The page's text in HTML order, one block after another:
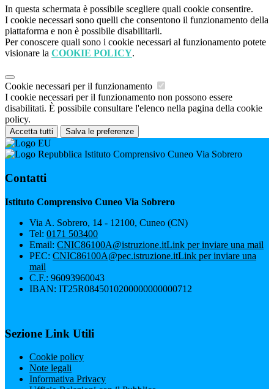
In questa schermata è possibile scegliere quali cookie consentire.
I cookie necessari sono quelli che consentono il funzionamento della
piattaforma e non è possibile disabilitarli.
Per conoscere quali sono i cookie necessari al funzionamento potete
visionare la COOKIE POLICY.
Cookie necessari per il funzionamento
I cookie necessari per il funzionamento non possono essere
disabilitati. È possibile consultare l'elenco nella pagina della cookie
policy.
Accetta tutti Salva le preferenze
Istituto Comprensivo Cuneo Via Sobrero
Contatti
Istituto Comprensivo Cuneo Via Sobrero
Via A. Sobrero, 14 - 12100, Cuneo (CN)
Tel: 0171 503400
Email: CNIC86100A@istruzione.itLink per inviare una mail
PEC: CNIC86100A@pec.istruzione.itLink per inviare una
mail
C.F.: 96093960043
IBAN: IT25R0845010200000000000712
Sezione Link Utili
Cookie policy
Note legali
Informativa Privacy